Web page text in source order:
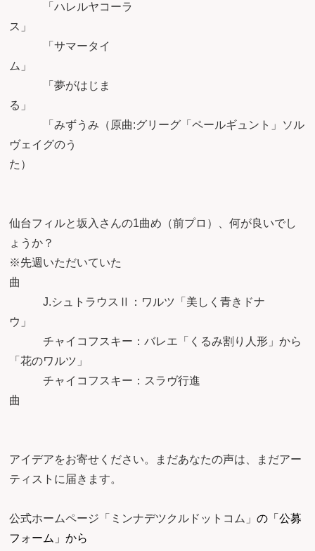
「ハレルヤコーラ
ス
「サマータイ
ム
「夢がはじま
る
「みずうみ（原曲:グリーグ「ペールギュント」ソル
ヴェイグのう
た
仙台フィルと坂入さんの1曲め（前プロ）、何が良いでし
ょうか？
※先週いただいていた
J.シュトラウスⅡ：ワルツ「美しく青きドナ
ウ
チャイコフスキー：バレエ「くるみ割り人形」から
「花のワルツ」
チャイコフスキー：スラヴ行進
曲
アイデアをお寄せください。まだあなたの声は、まだアー
ティストに届きます。
公式ホームページ「ミンナデツクルドットコム」の「公募
フォーム」から